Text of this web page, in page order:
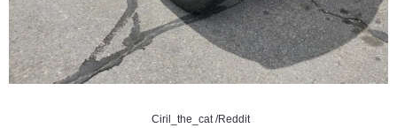
Ciril_the_cat /Reddit